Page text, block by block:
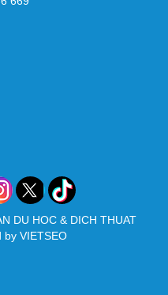
DU HOC & DICH THUAT
by VIETSEO